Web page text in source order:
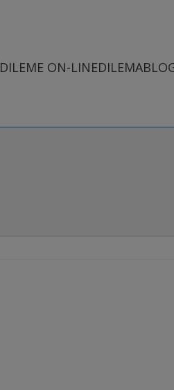
DILEME ON-LINE